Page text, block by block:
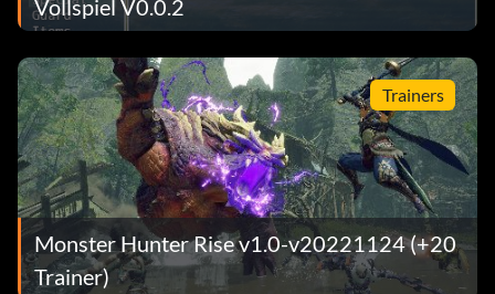
Vollspiel V0.0.2
Trainers
Monster Hunter Rise v1.0-v20221124 (+20
Trainer)